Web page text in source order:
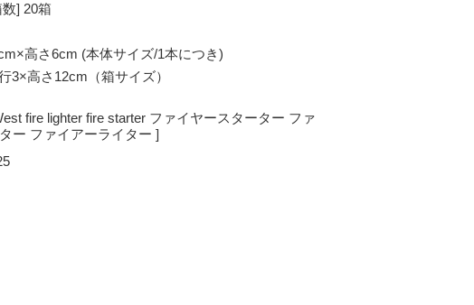
] 20箱
高さ6cm (本体サイズ/1本につき)
3×高さ12cm（箱サイズ）
fire lighter fire starter ファイヤースターター ファ
ー ファイアーライター ]